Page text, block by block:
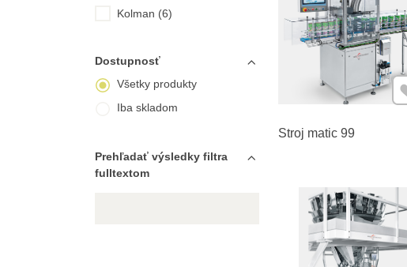
Stroj matic 99
Kolman (6)
Dostupnosť
Všetky produkty
Iba skladom
Prehľadať výsledky filtra
fulltextom